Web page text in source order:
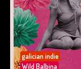
galician indie
Wild Balbina